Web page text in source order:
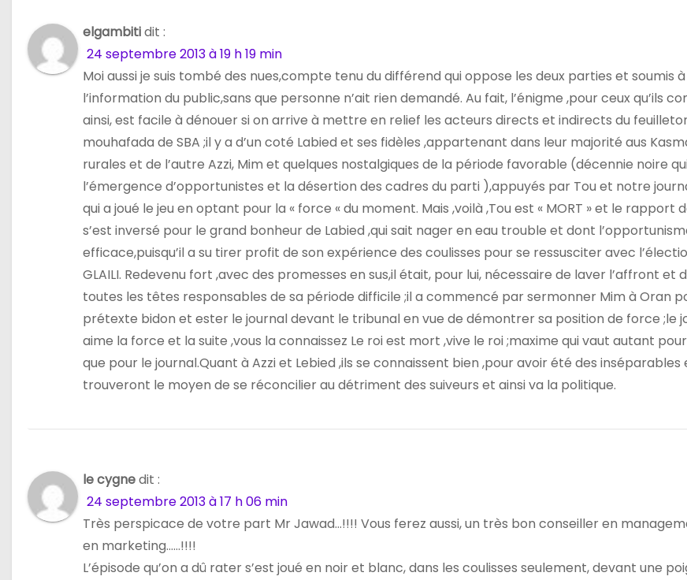
elgambitidit :
24 septembre 2013 à 19 h 19 min
Moi aussi je suis tombé des nues,compte tenu du différend qui oppose les deux parties et soumis à
l’information du public,sans que personne n’ait rien demandé. Au fait, l’énigme ,pour ceux qu’ils
ainsi, est facile à dénouer si on arrive à mettre en relief les acteurs directs et indirects du
mouhafada de SBA ;il y a d’un coté Labied et ses fidèles ,appartenant dans leur majorité aus
rurales et de l’autre Azzi, Mim et quelques nostalgiques de la période favorable (décennie noire
l’émergence d’opportunistes et la désertion des cadres du parti ),appuyés par Tou et notre
qui a joué le jeu en optant pour la « force « du moment. Mais ,voilà ,Tou est « MORT » et le rapport
s’est inversé pour le grand bonheur de Labied ,qui sait nager en eau trouble et dont
efficace,puisqu’il a su tirer profit de son expérience des coulisses pour se ressusciter avec
GLAILI. Redevenu fort ,avec des promesses en sus,il était, pour lui, nécessaire de laver l’affront et
toutes les têtes responsables de sa période difficile ;il a commencé par sermonner Mim à Oran
prétexte bidon et ester le journal devant le tribunal en vue de démontrer sa position de force ;le
aime la force et la suite ,vous la connaissez Le roi est mort ,vive le roi ;maxime qui vaut autant
que pour le journal.Quant à Azzi et Lebied ,ils se connaissent bien ,pour avoir été des inséparables
trouveront le moyen de se réconcilier au détriment des suiveurs et ainsi va la politique.
le cygnedit :
24 septembre 2013 à 17 h 06 min
Très perspicace de votre part Mr Jawad…!!!! Vous ferez aussi, un très bon conseiller en
en marketing……!!!!
L’épisode qu’on a dû rater s’est joué en noir et blanc, dans les coulisses seulement, devant une